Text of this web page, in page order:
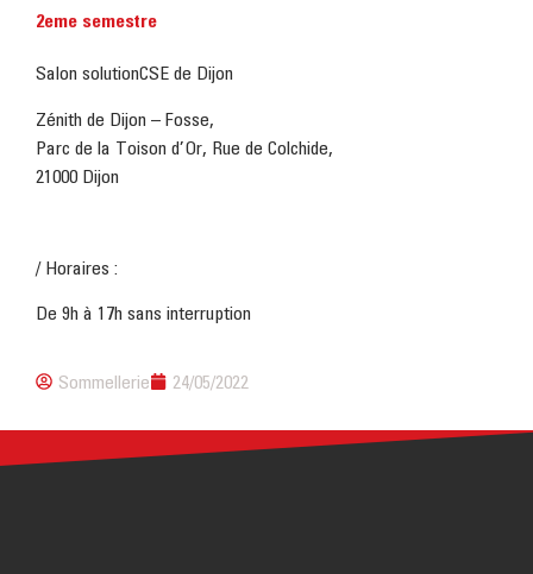
2eme semestre
Salon solutionCSE de Dijon
Zénith de Dijon – Fosse,
Parc de la Toison d’Or, Rue de Colchide,
21000 Dijon
/ Horaires :
De 9h à 17h sans interruption
Sommellerie 24/05/2022